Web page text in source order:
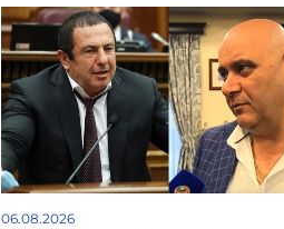
06.08.2026